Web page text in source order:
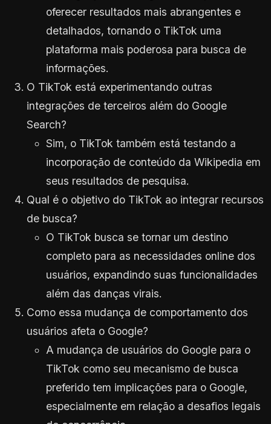
oferecer resultados mais abrangentes e
detalhados, tornando o TikTok uma
plataforma mais poderosa para busca de
informações.
O TikTok está experimentando outras
integrações de terceiros além do Google
Search?
Sim, o TikTok também está testando a
incorporação de conteúdo da Wikipedia em
seus resultados de pesquisa.
Qual é o objetivo do TikTok ao integrar recursos
de busca?
O TikTok busca se tornar um destino
completo para as necessidades online dos
usuários, expandindo suas funcionalidades
além das danças virais.
Como essa mudança de comportamento dos
usuários afeta o Google?
A mudança de usuários do Google para o
TikTok como seu mecanismo de busca
preferido tem implicações para o Google,
especialmente em relação a desafios legais